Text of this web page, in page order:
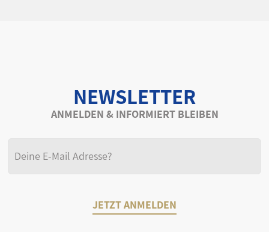
NEWSLETTER
ANMELDEN & INFORMIERT BLEIBEN
JETZT ANMELDEN